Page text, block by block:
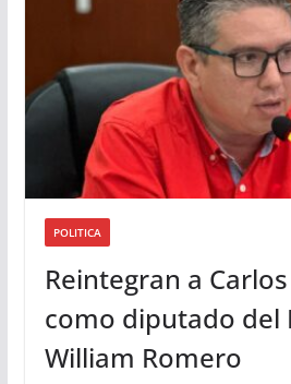
POLITICA
Reintegran a
como diputado del
William Romero